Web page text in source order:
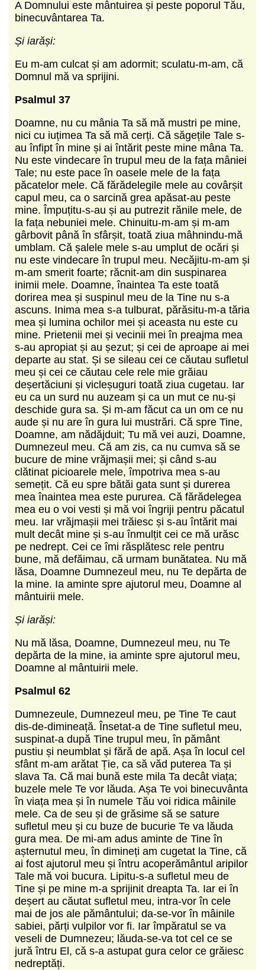
A Domnului este mântuirea și peste poporul Tău,
binecuvântarea Ta.
Și iarăși:
Eu m-am culcat și am adormit; sculatu-m-am, că
Domnul mă va sprijini.
Psalmul 37
Doamne, nu cu mânia Ta să mă mustri pe mine,
nici cu iuțimea Ta să mă cerți. Că săgețile Tale s-
au înfipt în mine și ai întărit peste mine mâna Ta.
Nu este vindecare în trupul meu de la fața mâniei
Tale; nu este pace în oasele mele de la fața
păcatelor mele. Că fărădelegile mele au covârșit
capul meu, ca o sarcină grea apăsat-au peste
mine. Împuțitu-s-au și au putrezit rănile mele, de
la fața nebuniei mele. Chinuitu-m-am și m-am
gârbovit până în sfârșit, toată ziua mâhnindu-mă
umblam. Că șalele mele s-au umplut de ocări și
nu este vindecare în trupul meu. Necăjitu-m-am și
m-am smerit foarte; răcnit-am din suspinarea
inimii mele. Doamne, înaintea Ta este toată
dorirea mea și suspinul meu de la Tine nu s-a
ascuns. Inima mea s-a tulburat, părăsitu-m-a tăria
mea și lumina ochilor mei și aceasta nu este cu
mine. Prietenii mei și vecinii mei în preajma mea
s-au apropiat și au șezut; și cei de aproape ai mei
departe au stat. Și se sileau cei ce căutau sufletul
meu și cei ce căutau cele rele mie grăiau
deșertăciuni și vicleșuguri toată ziua cugetau. Iar
eu ca un surd nu auzeam și ca un mut ce nu-și
deschide gura sa. Și m-am făcut ca un om ce nu
aude și nu are în gura lui mustrări. Că spre Tine,
Doamne, am nădăjduit; Tu mă vei auzi, Doamne,
Dumnezeul meu. Că am zis, ca nu cumva să se
bucure de mine vrăjmașii mei; și când s-au
clătinat picioarele mele, împotriva mea s-au
semețit. Că eu spre bătăi gata sunt și durerea
mea înaintea mea este pururea. Că fărădelegea
mea eu o voi vesti și mă voi îngriji pentru păcatul
meu. Iar vrăjmașii mei trăiesc și s-au întărit mai
mult decât mine și s-au înmulțit cei ce mă urăsc
pe nedrept. Cei ce îmi răsplătesc rele pentru
bune, mă defăimau, că urmam bunătatea. Nu mă
lăsa, Doamne Dumnezeul meu, nu Te depărta de
la mine. Ia aminte spre ajutorul meu, Doamne al
mântuirii mele.
Și iarăși:
Nu mă lăsa, Doamne, Dumnezeul meu, nu Te
depărta de la mine, ia aminte spre ajutorul meu,
Doamne al mântuirii mele.
Psalmul 62
Dumnezeule, Dumnezeul meu, pe Tine Te caut
dis-de-dimineață. Însetat-a de Tine sufletul meu,
suspinat-a după Tine trupul meu, în pământ
pustiu și neumblat și fără de apă. Așa în locul cel
sfânt m-am arătat Ție, ca să văd puterea Ta și
slava Ta. Că mai bună este mila Ta decât viața;
buzele mele Te vor lăuda. Așa Te voi binecuvânta
în viața mea și în numele Tău voi ridica mâinile
mele. Ca de seu și de grăsime să se sature
sufletul meu și cu buze de bucurie Te va lăuda
gura mea. De mi-am adus aminte de Tine în
așternutul meu, în dimineți am cugetat la Tine, că
ai fost ajutorul meu și întru acoperământul aripilor
Tale mă voi bucura. Lipitu-s-a sufletul meu de
Tine și pe mine m-a sprijinit dreapta Ta. Iar ei în
deșert au căutat sufletul meu, intra-vor în cele
mai de jos ale pământului; da-se-vor în mâinile
sabiei, părți vulpilor vor fi. Iar împăratul se va
veseli de Dumnezeu; lăuda-se-va tot cel ce se
jură întru El, că s-a astupat gura celor ce grăiesc
nedreptăți.